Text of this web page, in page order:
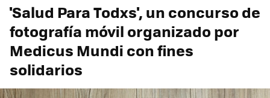
'Salud Para Todxs', un concurso de
fotografía móvil organizado por
Medicus Mundi con fines
solidarios